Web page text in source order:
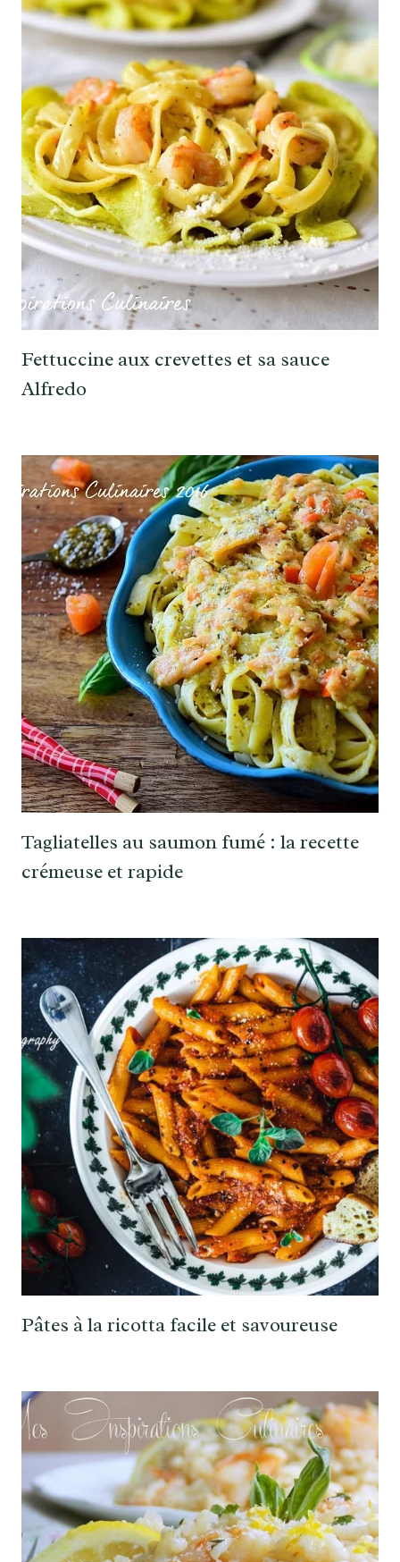
Fettuccine aux crevettes et sa sauce
Alfredo
Tagliatelles au saumon fumé : la recette
crémeuse et rapide
Pâtes à la ricotta facile et savoureuse